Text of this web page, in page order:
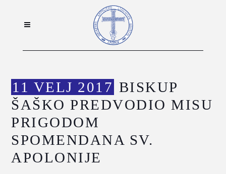
11 VELJ 2017 BISKUP
ŠAŠKO PREDVODIO MISU
PRIGODOM
SPOMENDANA SV.
APOLONIJE